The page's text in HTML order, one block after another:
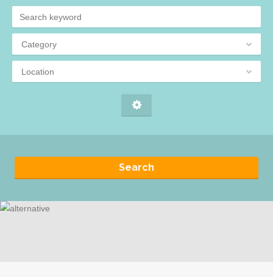
Category
Location
Search